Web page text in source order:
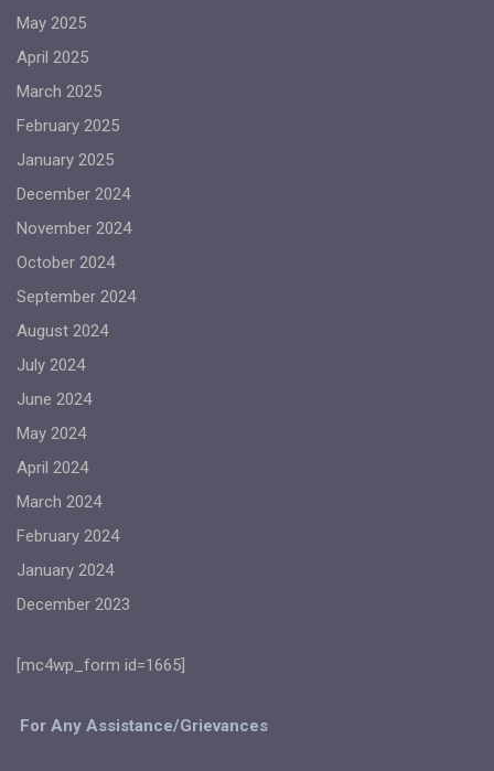
May 2025
April 2025
March 2025
February 2025
January 2025
December 2024
November 2024
October 2024
September 2024
August 2024
July 2024
June 2024
May 2024
April 2024
March 2024
February 2024
January 2024
December 2023
[mc4wp_form id=1665]
For Any Assistance/Grievances